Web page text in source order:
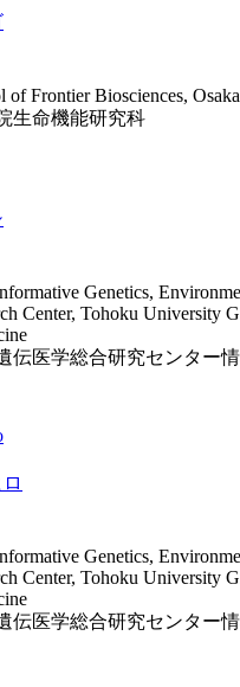
of Frontier Biosciences,
生命機能研究科
Genetics,
Center, Tohoku University
伝医学総合研究センター
Genetics,
Center, Tohoku University
伝医学総合研究センター